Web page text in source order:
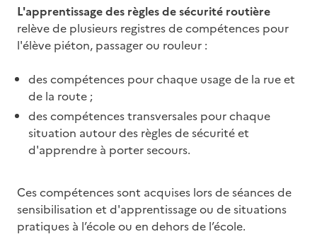
L'apprentissage des règles de sécurité routière
relève de plusieurs registres de compétences pour
l'élève piéton, passager ou rouleur :
des compétences pour chaque usage de la rue et
de la route ;
des compétences transversales pour chaque
situation autour des règles de sécurité et
d'apprendre à porter secours.
Ces compétences sont acquises lors de séances de
sensibilisation et d'apprentissage ou de situations
pratiques à l’école ou en dehors de l’école.